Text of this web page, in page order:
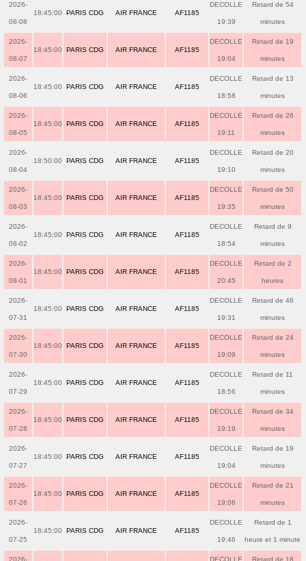
2026-
08-08
18:45:00 PARIS CDG AIR FRANCE AF1185
DECOLLE
19:39
Retard de 54
minutes
2026-
08-07
18:45:00 PARIS CDG AIR FRANCE AF1185
DECOLLE
19:04
Retard de 19
minutes
2026-
08-06
18:45:00 PARIS CDG AIR FRANCE AF1185
DECOLLE
18:58
Retard de 13
minutes
2026-
08-05
18:45:00 PARIS CDG AIR FRANCE AF1185
DECOLLE
19:11
Retard de 26
minutes
2026-
08-04
18:50:00 PARIS CDG AIR FRANCE AF1185
DECOLLE
19:10
Retard de 20
minutes
2026-
08-03
18:45:00 PARIS CDG AIR FRANCE AF1185
DECOLLE
19:35
Retard de 50
minutes
2026-
08-02
18:45:00 PARIS CDG AIR FRANCE AF1185
DECOLLE
18:54
Retard de 9
minutes
2026-
08-01
18:45:00 PARIS CDG AIR FRANCE AF1185
DECOLLE
20:45
Retard de 2
heures
2026-
07-31
18:45:00 PARIS CDG AIR FRANCE AF1185
DECOLLE
19:31
Retard de 46
minutes
2026-
07-30
18:45:00 PARIS CDG AIR FRANCE AF1185
DECOLLE
19:09
Retard de 24
minutes
2026-
07-29
18:45:00 PARIS CDG AIR FRANCE AF1185
DECOLLE
18:56
Retard de 11
minutes
2026-
07-28
18:45:00 PARIS CDG AIR FRANCE AF1185
DECOLLE
19:19
Retard de 34
minutes
2026-
07-27
18:45:00 PARIS CDG AIR FRANCE AF1185
DECOLLE
19:04
Retard de 19
minutes
2026-
07-26
18:45:00 PARIS CDG AIR FRANCE AF1185
DECOLLE
19:06
Retard de 21
minutes
2026-
07-25
18:45:00 PARIS CDG AIR FRANCE AF1185
DECOLLE
19:46
Retard de 1
heure et 1 minute
2026- DECOLLE Retard de 18